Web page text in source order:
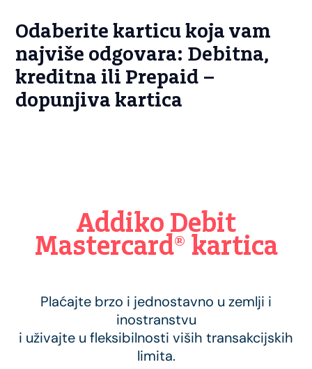
Odaberite karticu koja vam
najviše odgovara: Debitna,
kreditna ili Prepaid –
dopunjiva kartica
Addiko Debit
Mastercard® kartica
Plaćajte brzo i jednostavno u zemlji i
inostranstvu
i uživajte u fleksibilnosti viših transakcijskih
limita.